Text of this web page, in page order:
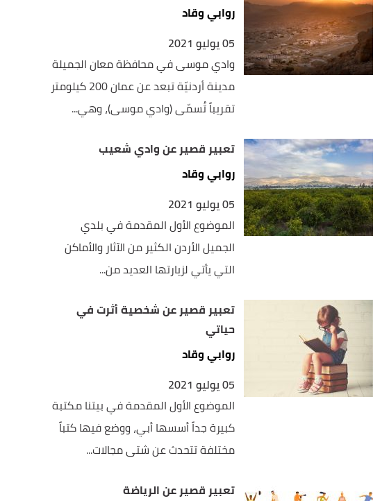
روابي وقاد
05 يوليو 2021
وادي موسى في محافظة معان الجميلة
مدينة أردنيّة تبعد عن عمان 200 كيلومتر
تقريباً تُسمّى (وادي موسى)، وهي...
تعبير قصير عن وادي شعيب
روابي وقاد
05 يوليو 2021
الموضوع الأول المقدمة في بلدي
الجميل الأردن الكثير من الآثار والأماكن
التي يأتي لزيارتها العديد من...
تعبير قصير عن شخصية أثرت في
حياتي
روابي وقاد
05 يوليو 2021
الموضوع الأول المقدمة في بيتنا مكتبة
كبيرة جداً أسسها أبي، ووضع فيها كتباً
مختلفة تتحدث عن شتى مجالات...
تعبير قصير عن الرياضة